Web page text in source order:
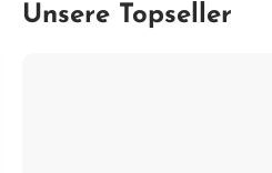
Unsere Topseller